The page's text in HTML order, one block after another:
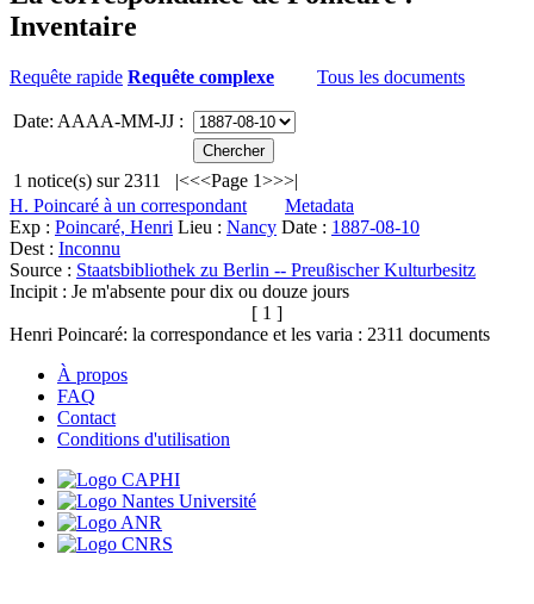
Inventaire
Requête rapide Requête complexe Tous les documents
Date: AAAA-MM-JJ :
1 notice(s) sur 2311 |<<<Page 1>>>|
H. Poincaré à un correspondant
Metadata
Exp : Poincaré, Henri Lieu : Nancy Date : 1887-08-10
Dest : Inconnu
Source : Staatsbibliothek zu Berlin -- Preußischer Kulturbesitz
Incipit : Je m'absente pour dix ou douze jours
[ 1 ]
Henri Poincaré: la correspondance et les varia : 2311 documents
À propos
FAQ
Contact
Conditions d'utilisation